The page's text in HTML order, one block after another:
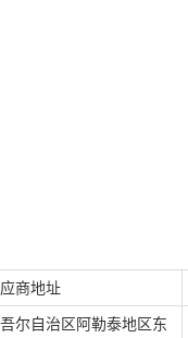
商地址
尔自治区阿勒泰地区东